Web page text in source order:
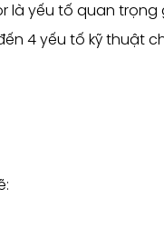
là yếu tố quan
4 yếu tố kỹ thuật